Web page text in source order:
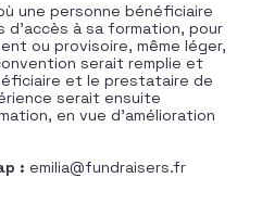
une personne bénéficiaire
à sa formation, pour
ou provisoire, même léger,
serait remplie et
et le prestataire de
serait ensuite
en vue d’amélioration
:emilia@fundraisers.fr
et fundraising -